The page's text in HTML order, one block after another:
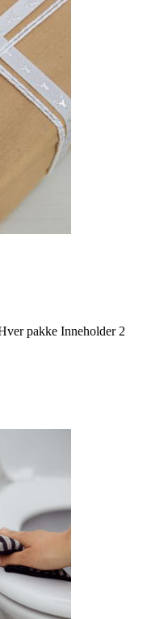
pakke Inneholder 2